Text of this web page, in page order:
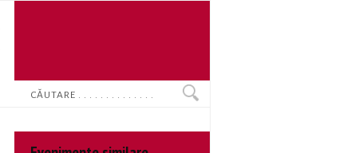
Search